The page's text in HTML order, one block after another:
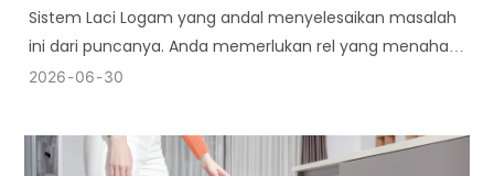
Sistem Laci Logam yang andal menyelesaikan masalah
ini dari puncanya. Anda memerlukan rel yang menahan
berat tanpa melentur, dan anda memerlukan kotak
bentuk.
2026 06 30